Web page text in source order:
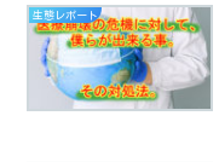
生態レポート